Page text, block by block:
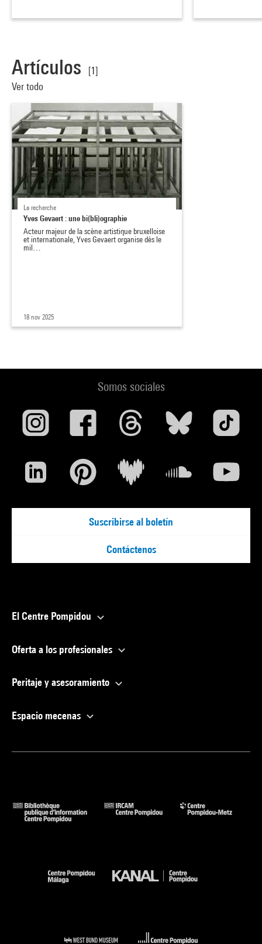
Artículos
[1]
Ver todo
La recherche
Yves Gevaert : une bi(bli)ographie
Acteur majeur de la scène artistique bruxelloise
et internationale, Yves Gevaert organise dès le
mil…
18 nov 2025
Somos sociales
Suscribirse al boletín
Contáctenos
El Centre Pompidou
Oferta a los profesionales
Peritaje y asesoramiento
Espacio mecenas